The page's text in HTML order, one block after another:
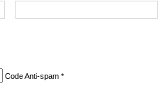
Code Anti-spam*